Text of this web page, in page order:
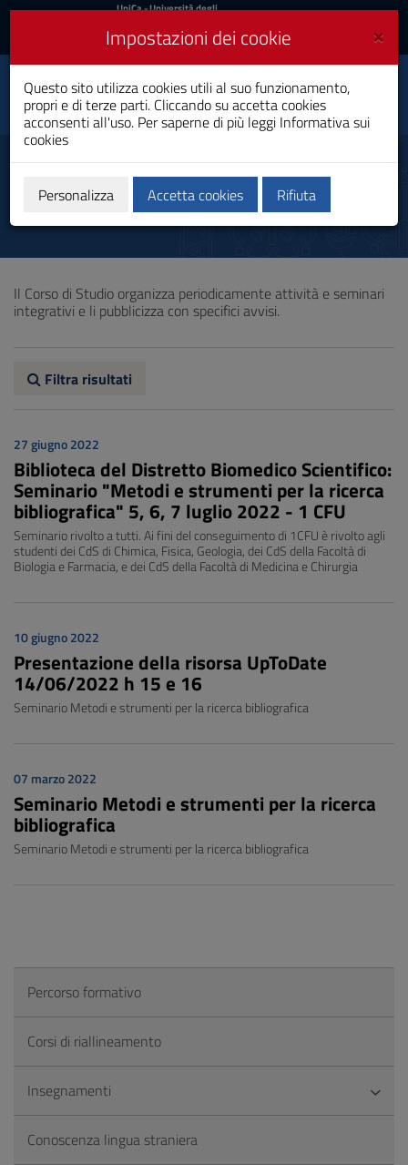
Vai
al
navigazione
sito
al
Footer
UniCa
Accedi
UniCa- Università degli
Accedi UniCA News
Toggle
navigation
Ostetricia
Laurea
Altre attività formative
Il Corso di Studio organizza periodicamente attività e seminari
integrativi e li pubblicizza con specifici avvisi.
Filtra risultati
27 giugno 2022
Biblioteca del Distretto Biomedico Scientifico:
Seminario "Metodi e strumenti per la ricerca
bibliografica" 5, 6, 7 luglio 2022 - 1 CFU
Seminario rivolto a tutti. Ai fini del conseguimento di 1CFU è rivolto agli
studenti dei CdS di Chimica, Fisica, Geologia, dei CdS della Facoltà di
Biologia e Farmacia, e dei CdS della Facoltà di Medicina e Chirurgia
10 giugno 2022
Presentazione della risorsa UpToDate
14/06/2022 h 15 e 16
Seminario Metodi e strumenti per la ricerca bibliografica
07 marzo 2022
Seminario Metodi e strumenti per la ricerca
bibliografica
Seminario Metodi e strumenti per la ricerca bibliografica
Percorso formativo
Corsi di riallineamento
Insegnamenti
Conoscenza lingua straniera
×
Impostazioni dei cookie
Questo sito utilizza cookies utili al suo funzionamento,
propri e di terze parti. Cliccando su accetta cookies
acconsenti all'uso. Per saperne di più leggi Informativa sui
cookies
Personalizza Accetta cookies Rifiuta